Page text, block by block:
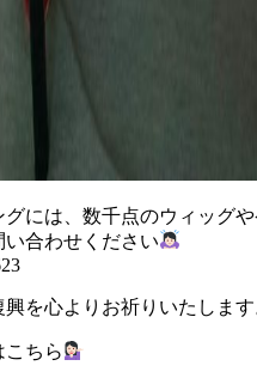
グには、数千点のウィッグ
合わせください
を心よりお祈りいたします
こちら